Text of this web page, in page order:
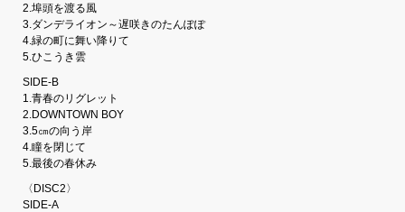
2.埠頭を渡る風
3.ダンデライオン～遅咲きのたんぽぽ
4.緑の町に舞い降りて
5.ひこうき雲
SIDE-B
1.青春のリグレット
2.DOWNTOWN BOY
3.5㎝の向う岸
4.瞳を閉じて
5.最後の春休み
〈DISC2〉
SIDE-A